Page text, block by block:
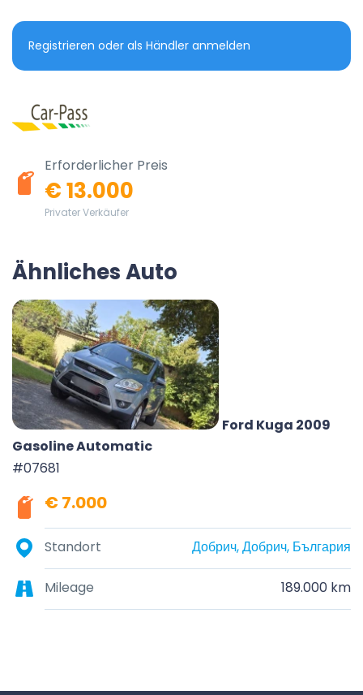
Registrieren oder als Händler anmelden
Erforderlicher Preis
€ 13.000
Privater Verkäufer
Ähnliches Auto
Ford Kuga 2009
Gasoline Automatic
#07681
€ 7.000
Standort Добрич, Добрич, България
Mileage 189.000 km